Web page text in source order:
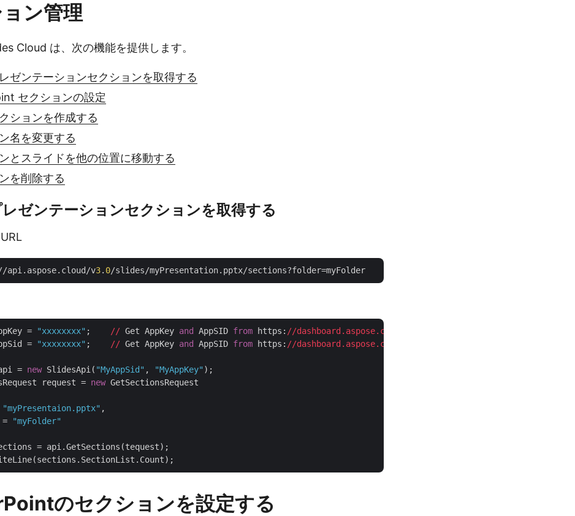
ン管理
Cloud は、次の機能を提供します。
ゼンテーションセクションを取得する
セクションの設定
ションを作成する
名を変更する
とスライドを他の位置に移動する
を削除する
ゼンテーションセクションを取得する
v3. 0
= "xxxxxxxx" ; // Get AppKey and AppSID from https: //dashboard.aspose.cloud/
=
"xxxxxxxx" ; // Get AppKey and AppSID from https: //dashboard.aspose.cloud/
= new SlidesApi( "MyAppSid" , "MyAppKey" );
request = new GetSectionsRequest
"myPresentaion.pptx" ,
=
"myFolder"
= api.GetSections(tequest);
のセクションを設定する